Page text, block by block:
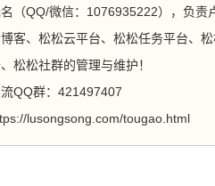
（QQ/微信：1076935222），负责
客、松松云平台、松松任务平台、
松松社群的管理与维护！
QQ群：421497407
lusongsong.com/tougao.html